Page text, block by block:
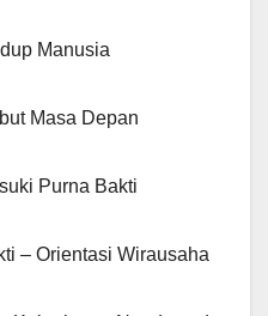
Manusia
Masa Depan
Purna Bakti
– Orientasi Wirausaha